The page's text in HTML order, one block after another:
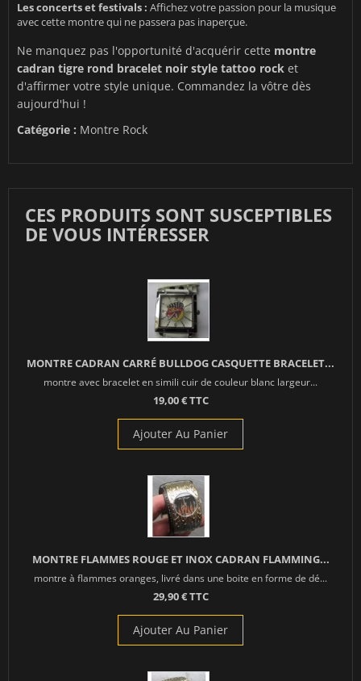
Les concerts et festivals : Affichez votre passion pour la musique
avec cette montre qui ne passera pas inaperçue.
Ne manquez pas l'opportunité d'acquérir cette montre
cadran tigre rond bracelet noir style tattoo rock et
d'affirmer votre style unique. Commandez la vôtre dès
aujourd'hui !
Catégorie : Montre Rock
CES PRODUITS SONT SUSCEPTIBLES
DE VOUS INTÉRESSER
MONTRE CADRAN CARRÉ BULLDOG CASQUETTE BRACELET...
montre avec bracelet en simili cuir de couleur blanc largeur...
19,00 € TTC
Ajouter Au Panier
MONTRE FLAMMES ROUGE ET INOX CADRAN FLAMMING...
montre à flammes oranges, livré dans une boite en forme de dé...
29,90 € TTC
Ajouter Au Panier